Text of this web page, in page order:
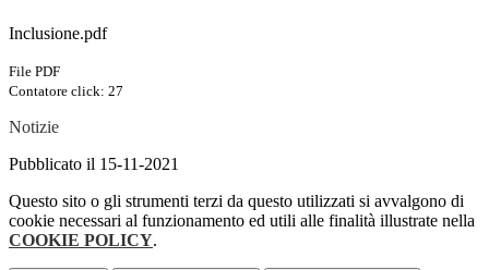
Inclusione.pdf
File PDF
Contatore click: 27
Notizie
Pubblicato il 15-11-2021
Questo sito o gli strumenti terzi da questo utilizzati si avvalgono di
cookie necessari al funzionamento ed utili alle finalità illustrate nella
COOKIE POLICY.